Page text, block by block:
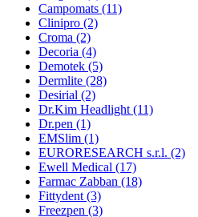
Campomats (11)
Clinipro (2)
Croma (2)
Decoria (4)
Demotek (5)
Dermlite (28)
Desirial (2)
Dr.Kim Headlight (11)
Dr.pen (1)
EMSlim (1)
EURORESEARCH s.r.l. (2)
Ewell Medical (17)
Farmac Zabban (18)
Fittydent (3)
Freezpen (3)